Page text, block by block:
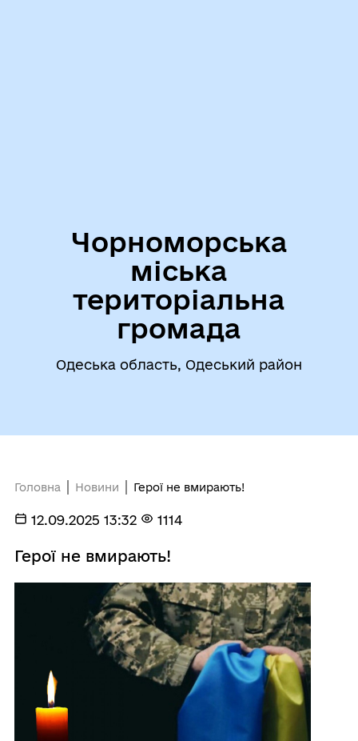
Чорноморська
міська
територіальна
громада
Одеська область, Одеський район
Головна Новини Герої не вмирають!
12.09.2025 13:32 1114
Герої не вмирають!